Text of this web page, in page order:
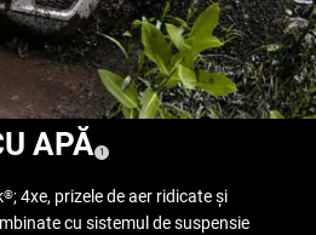
APĂ (
Disclosure
1)
®; 4xe, prizele de aer ridicate și
cu sistemul de suspensie